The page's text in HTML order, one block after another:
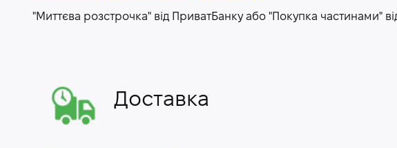
"Миттєва розстрочка" від ПриватБанку або "Покупка частинами"
Доставка